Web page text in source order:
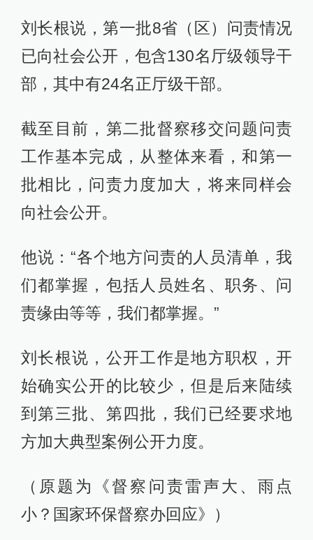
刘长根说，第一批8省（区）问责情况
已向社会公开，包含130名厅级领导干
部，其中有24名正厅级干部。
截至目前，第二批督察移交问题问责
工作基本完成，从整体来看，和第一
批相比，问责力度加大，将来同样会
向社会公开。
他说：“各个地方问责的人员清单，我
们都掌握，包括人员姓名、职务、问
责缘由等等，我们都掌握。”
刘长根说，公开工作是地方职权，开
始确实公开的比较少，但是后来陆续
到第三批、第四批，我们已经要求地
方加大典型案例公开力度。
（原题为《督察问责雷声大、雨点
小？国家环保督察办回应》）